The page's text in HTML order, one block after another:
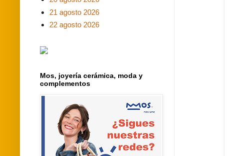
21 agosto 2026
22 agosto 2026
Mos, joyería cerámica, moda y
complementos